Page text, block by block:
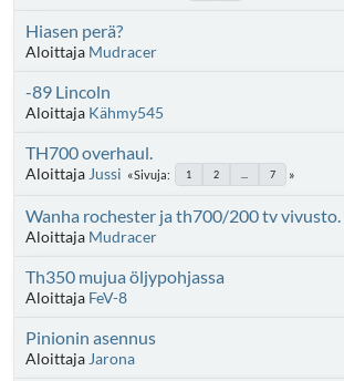
Hiasen perä?
Aloittaja Mudracer
-89 Lincoln
Aloittaja Kähmy545
TH700 overhaul.
Aloittaja Jussi Sivuja 1 2 7
Wanha rochester ja th700/200 tv vivusto.
Aloittaja Mudracer
Th350 mujua öljypohjassa
Aloittaja FeV-8
Pinionin asennus
Aloittaja Jarona